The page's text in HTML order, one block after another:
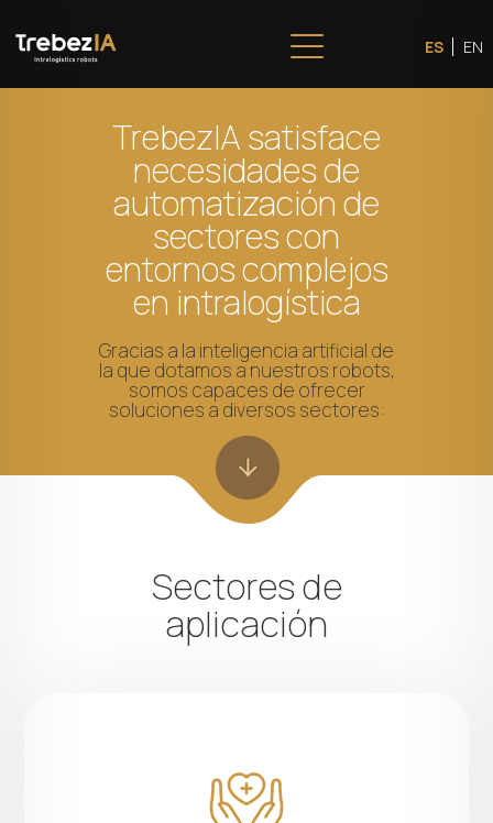
ES EN
TrebezIA satisface
necesidades de
automatización de
sectores con
entornos complejos
en intralogística
Gracias a la inteligencia artificial de
la que dotamos a nuestros robots,
somos capaces de ofrecer
soluciones a diversos sectores:
Sectores de
aplicación